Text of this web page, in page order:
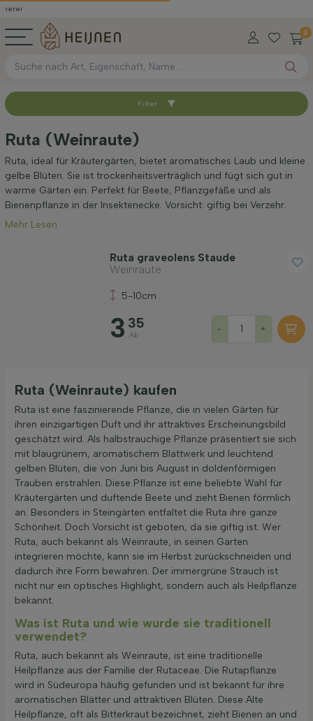
0
Sortieren nach
Standort
Anwendung
Filter anwenden
Filter
Ruta (Weinraute)
Ruta, ideal für Kräutergärten, bietet aromatisches Laub und kleine
gelbe Blüten. Sie ist trockenheitsverträglich und fügt sich gut in
warme Gärten ein. Perfekt für Beete, Pflanzgefäße und als
Bienenpflanze in der Insektenecke. Vorsicht: giftig bei Verzehr.
Mehr Lesen
Ruta graveolens Staude
Weinraute
5-10cm
3 35
Ab
- +
Ruta (Weinraute) kaufen
Ruta ist eine faszinierende Pflanze, die in vielen Gärten für
ihren einzigartigen Duft und ihr attraktives Erscheinungsbild
geschätzt wird. Als halbstrauchige Pflanze präsentiert sie sich
mit blaugrünem, aromatischem Blattwerk und leuchtend
gelben Blüten, die von Juni bis August in doldenförmigen
Trauben erstrahlen. Diese Pflanze ist eine beliebte Wahl für
Kräutergärten und duftende Beete und zieht Bienen förmlich
an. Besonders in Steingärten entfaltet die Ruta ihre ganze
Schönheit. Doch Vorsicht ist geboten, da sie giftig ist. Wer
Ruta, auch bekannt als Weinraute, in seinen Garten
integrieren möchte, kann sie im Herbst zurückschneiden und
dadurch ihre Form bewahren. Der immergrüne Strauch ist
nicht nur ein optisches Highlight, sondern auch als Heilpflanze
bekannt.
Was ist Ruta und wie wurde sie traditionell
verwendet?
Ruta, auch bekannt als Weinraute, ist eine traditionelle
Heilpflanze aus der Familie der Rutaceae. Die Rutapflanze
wird in Südeuropa häufig gefunden und ist bekannt für ihre
aromatischen Blätter und attraktiven Blüten. Diese Alte
Heilpflanze, oft als Bitterkraut bezeichnet, zieht Bienen an und